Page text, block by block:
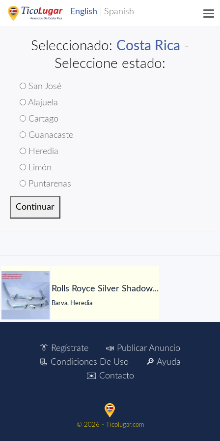
Seleccionado: Costa Rica -
Seleccione estado:
San José
Alajuela
Cartago
Guanacaste
Heredia
Limón
Puntarenas
Rolls Royce Silver Shadow...
Barva, Heredia
👔 Regístrate
📣 Publicar Anuncio
📃 Condiciones De Uso
🔎 Ayuda
✉️ Contacto
©️ 2026 ▫️ Ticolugar.com